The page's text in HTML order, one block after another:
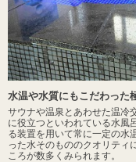
水温や水質にもこだわった
サウナや温泉とあわせた温冷
に役立つといわれている水
る装置を用いて常に一定の水
った水そのもののクオリティ
ころが数多くみられます。